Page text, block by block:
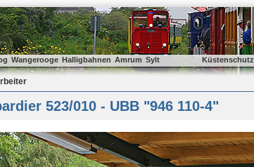
Wangerooge Halligbahnen Amrum Sylt Küstenschutz
523/010 - UBB "946 110-4"